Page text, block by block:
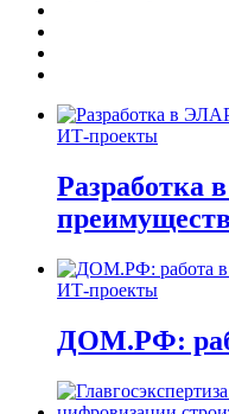
ИТ-проекты
Разработка
ИТ-проекты
ДОМ.РФ: